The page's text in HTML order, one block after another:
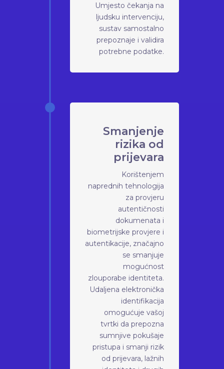
Umjesto čekanja na
ljudsku intervenciju,
sustav samostalno
prepoznaje i validira
potrebne podatke.
Smanjenje
rizika od
prijevara
Korištenjem
naprednih tehnologija
za provjeru
autentičnosti
dokumenata i
biometrijske provjere i
autentikacije, značajno
se smanjuje
mogućnost
zlouporabe identiteta.
Udaljena elektronička
identifikacija
omogućuje vašoj
tvrtki da prepozna
sumnjive pokušaje
pristupa i smanji rizik
od prijevara, lažnih